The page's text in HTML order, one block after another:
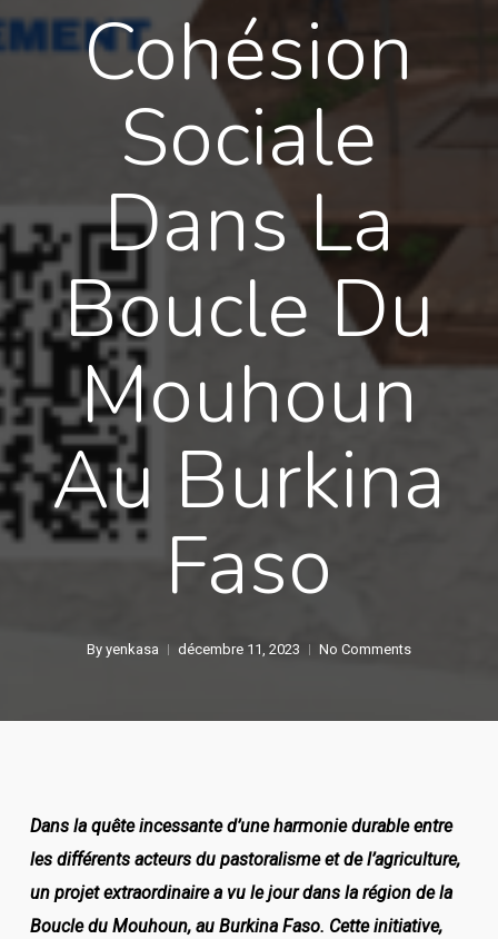
Cohésion
Sociale
Dans La
Boucle Du
Mouhoun
Au Burkina
Faso
By yenkasa décembre 11, 2023 No Comments
Dans la quête incessante d’une harmonie durable entre
les différents acteurs du pastoralisme et de l’agriculture,
un projet extraordinaire a vu le jour dans la région de la
Boucle du Mouhoun, au Burkina Faso. Cette initiative,